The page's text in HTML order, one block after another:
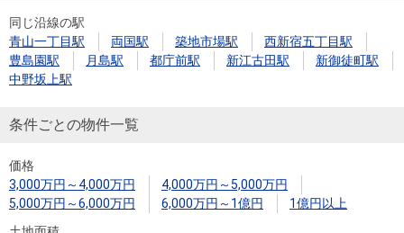
購入向け
サービス
住宅ロー
ンシミュ
住まい1プ
ラス（お
税金の本
（電子ブ
住まいと
暮らしの
（電子ブ
売却ガイ
ド
同じ沿線の駅
青山一丁目駅
両国駅 築地市場駅
西新宿五丁目駅
豊島園駅
月島駅 都庁前駅 新江古田駅
新御徒町駅
中野坂上駅
条件ごとの物件一覧
価格
3,000万円～4,000万円
4,000万円～5,000万円
5,000万円～6,000万円
6,000万円～1億円
1億円以上